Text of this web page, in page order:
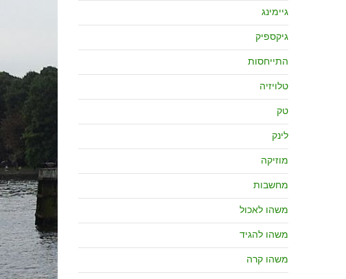
גיימינג
גיקספיק
התייחסות
טלויזיה
טק
לינק
מוזיקה
מחשבות
משהו לאכול
משהו להגיד
משהו קרה